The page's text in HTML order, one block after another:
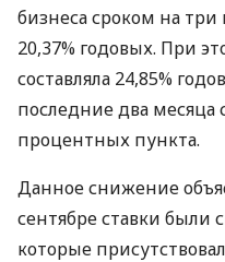
бизнеса сроком на три
20,37% годовых. При
составляла 24,85%
последние два месяца
процентных пункта.
Данное снижение
сентябре ставки
которые